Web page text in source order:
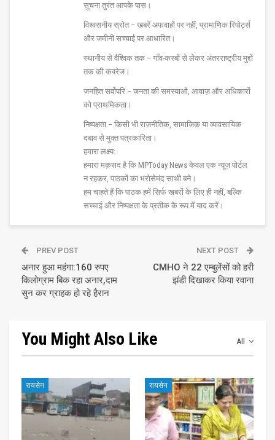
सूचना तुरंत आपके पास।
विश्वसनीय स्रोत – खबरें अफवाहों पर नहीं, प्रामाणिक रिपोर्ट्स
और जमीनी सच्चाई पर आधारित।
स्थानीय से वैश्विक तक – गाँव-कस्बों से लेकर अंतरराष्ट्रीय मुद्दों
तक की कवरेज।
जनहित सर्वोपरि – जनता की समस्याओं, आवाज़ और अधिकारों
को प्राथमिकता।
निष्पक्षता – किसी भी राजनीतिक, सामाजिक या व्यावसायिक
दबाव से मुक्त पत्रकारिता।
हमारा लक्ष्य:
हमारा मक़सद है कि MPToday News केवल एक न्यूज़ पोर्टल
न रहकर, पाठकों का भरोसेमंद साथी बने।
हम चाहते हैं कि पाठक हमें सिर्फ खबरों के लिए ही नहीं, बल्कि
सच्चाई और निष्पक्षता के प्रतीक के रूप में याद करें।
PREV POST
अनार हुआ महंगा:160 रुपए
किलोग्राम बिक रहा अनार,दाम
सुन कर ग्राहक हो रहे हैरान
NEXT POST
CMHO ने 22 एम्बुलेंसों को हरी
झंडी दिखाकर किया रवाना
All
You Might Also Like
रायसेन रायसेन